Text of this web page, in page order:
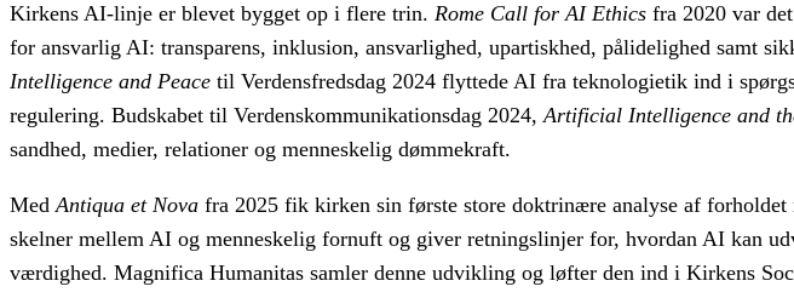
Kirkens AI-linje er blevet bygget op i flere trin. Rome Call for AI Ethics fra 2020 var
for ansvarlig AI: transparens, inklusion, ansvarlighed, upartiskhed, pålidelighed samt
Intelligence and Peace til Verdensfredsdag 2024 flyttede AI fra teknologietik ind i
regulering. Budskabet til Verdenskommunikationsdag 2024,Artificial Intelligence and
sandhed, medier, relationer og menneskelig dømmekraft.
Med Antiqua et Nova fra 2025 fik kirken sin første store doktrinære analyse af
skelner mellem AI og menneskelig fornuft og giver retningslinjer for, hvordan AI kan
værdighed. Magnifica Humanitas samler denne udvikling og løfter den ind i Kirkens